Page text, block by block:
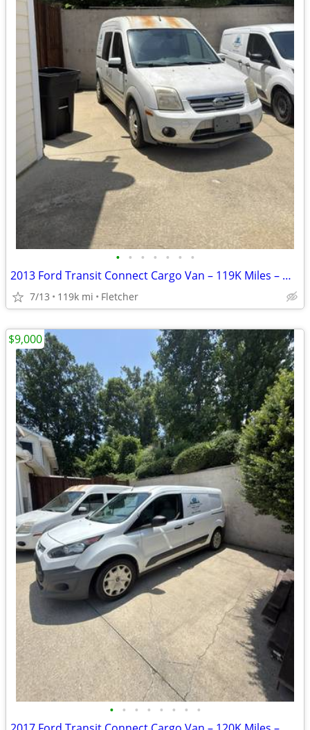
• • • • • • •
2013 Ford Transit Connect Cargo Van – 119K Miles – Work Van
7/13 119k mi Fletcher
• • • • • • • •
$9,000